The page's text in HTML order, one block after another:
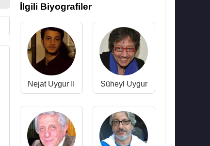
İlgili Biyografiler
Nejat Uygur II Süheyl Uygur